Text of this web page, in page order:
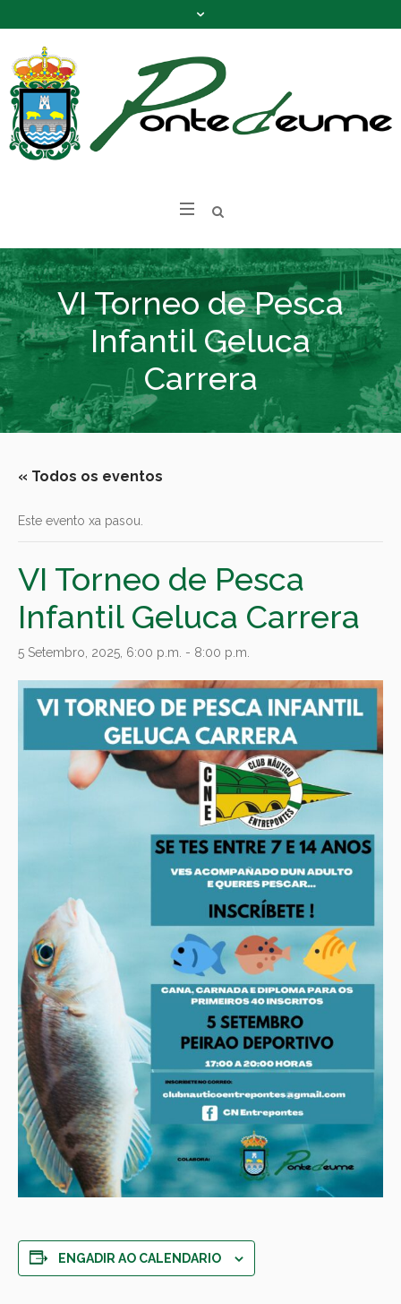
VI Torneo de Pesca
Infantil Geluca
Carrera
« Todos os eventos
Este evento xa pasou.
VI Torneo de Pesca
Infantil Geluca Carrera
5 Setembro, 2025, 6:00 p.m. - 8:00 p.m.
ENGADIR AO CALENDARIO